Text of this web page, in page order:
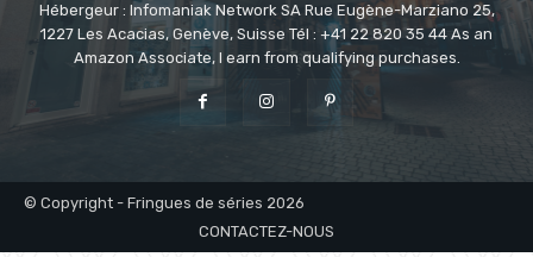
Hébergeur : Infomaniak Network SA Rue Eugène-Marziano 25,
1227 Les Acacias, Genève, Suisse Tél : +41 22 820 35 44 As an
Amazon Associate, I earn from qualifying purchases.
© Copyright - Fringues de séries 2026
CONTACTEZ-NOUS